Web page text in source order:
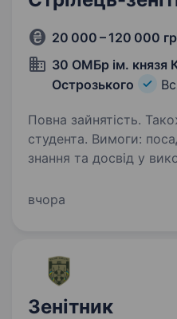
20 000 – 120 000
30 ОМБр ім. князя
Острозького
Повна зайнятість.
студента. Вимоги: посада рядового складу
знання та досвід у
та витривалість для
вчора
Зенітник